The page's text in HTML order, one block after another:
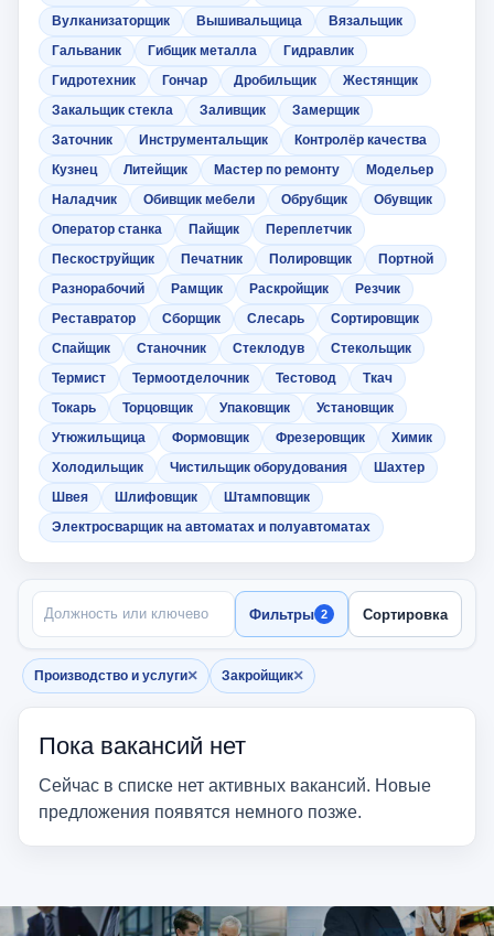
Вулканизаторщик
Вышивальщица
Вязальщик
Гальваник
Гибщик металла
Гидравлик
Гидротехник
Гончар Дробильщик
Жестянщик
Закальщик стекла
Заливщик
Замерщик
Заточник
Инструментальщик
Контролёр качества
Кузнец
Литейщик Мастер по ремонту
Модельер
Наладчик
Обивщик мебели Обрубщик
Обувщик
Оператор станка
Пайщик
Переплетчик
Пескоструйщик
Печатник Полировщик
Портной
Разнорабочий
Рамщик Раскройщик
Резчик
Реставратор
Сборщик Слесарь
Сортировщик
Спайщик
Станочник Стеклодув
Стекольщик
Термист
Термоотделочник Тестовод
Ткач
Токарь
Торцовщик Упаковщик
Установщик
Утюжильщица
Формовщик Фрезеровщик
Химик
Холодильщик
Чистильщик оборудования
Шахтер
Швея
Шлифовщик
Штамповщик
Электросварщик на автоматах и полуавтоматах
ПОИСК ПО НАЗВАНИЮ
Фильтры 2 Сортировка
Производство и услуги×
Убрать фильтр
Закройщик×
Убрать фильтр
Пока вакансий нет
Сейчас в списке нет активных вакансий. Новые
предложения появятся немного позже.